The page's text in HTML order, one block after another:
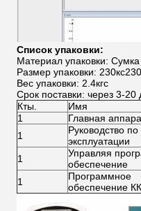
Список упаковки:
Материал упаковки: Сумка
Размер упаковки:
Вес упаковки: 2.4кгс
Срок поставки: через 3-
Кты.
Имя
1
Главная
1
Руководство по
эксплуатации
1
Управляя
обеспечение
1
Программное
обеспечение